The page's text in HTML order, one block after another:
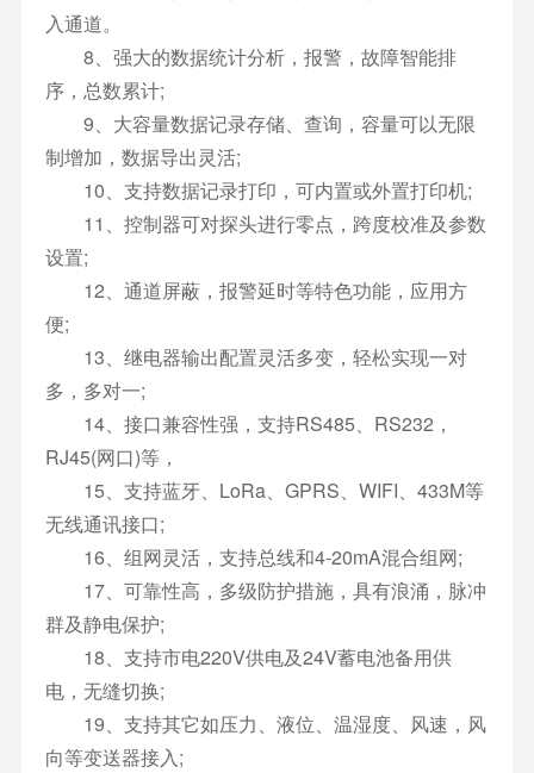
入通道。
8、强大的数据统计分析，报警，故障智能排
序，总数累计;
9、大容量数据记录存储、查询，容量可以无限
制增加，数据导出灵活;
10、支持数据记录打印，可内置或外置打印机;
11、控制器可对探头进行零点，跨度校准及参数
设置;
12、通道屏蔽，报警延时等特色功能，应用方
便;
13、继电器输出配置灵活多变，轻松实现一对
多，多对一;
14、接口兼容性强，支持RS485、RS232，
RJ45(网口)等，
15、支持蓝牙、LoRa、GPRS、WIFI、433M等
无线通讯接口;
16、组网灵活，支持总线和4-20mA混合组网;
17、可靠性高，多级防护措施，具有浪涌，脉冲
群及静电保护;
18、支持市电220V供电及24V蓄电池备用供
电，无缝切换;
19、支持其它如压力、液位、温湿度、风速，风
向等变送器接入;